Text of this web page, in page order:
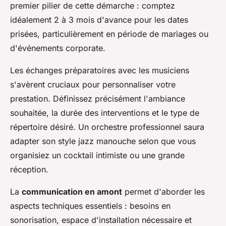
premier pilier de cette démarche : comptez
idéalement 2 à 3 mois d'avance pour les dates
prisées, particulièrement en période de mariages ou
d'événements corporate.
Les échanges préparatoires avec les musiciens
s'avèrent cruciaux pour personnaliser votre
prestation. Définissez précisément l'ambiance
souhaitée, la durée des interventions et le type de
répertoire désiré. Un orchestre professionnel saura
adapter son style jazz manouche selon que vous
organisiez un cocktail intimiste ou une grande
réception.
La communication en amont permet d'aborder les
aspects techniques essentiels : besoins en
sonorisation, espace d'installation nécessaire et